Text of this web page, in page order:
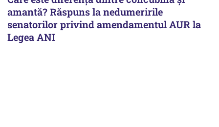
amantă? Răspuns la nedumeririle
senatorilor privind amendamentul AUR la
Legea ANI